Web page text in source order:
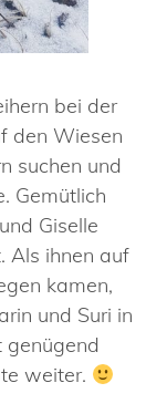
bei der
den Wiesen
suchen und
Gemütlich
Giselle
Als ihnen auf
kamen,
und Suri in
genügend
weiter.